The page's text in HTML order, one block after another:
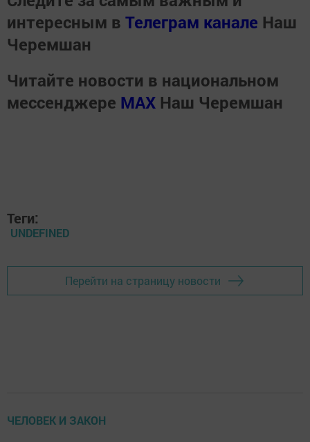
интересным в Телеграм канале Наш
Черемшан
Читайте новости в национальном
мессенджере MАХ Наш Черемшан
Теги:
UNDEFINED
Перейти на страницу новости
ЧЕЛОВЕК И ЗАКОН